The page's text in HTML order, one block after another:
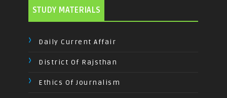
STUDY MATERIALS
Daily Current Affair
District Of Rajsthan
Ethics Of Journalism